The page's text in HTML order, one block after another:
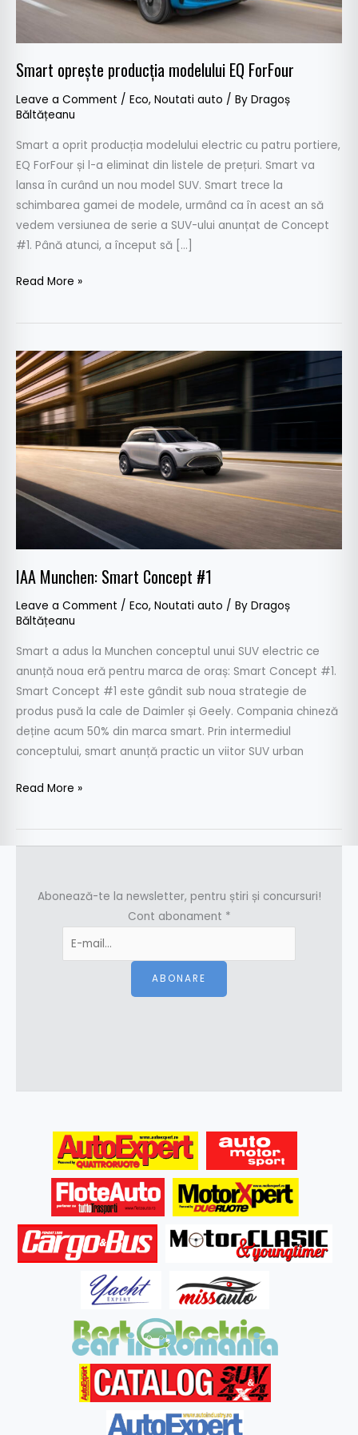
Smart oprește producția modelului EQ ForFour
Leave a Comment / Eco, Noutati auto / By Dragoș
Băltățeanu
Smart a oprit producția modelului electric cu patru portiere,
EQ ForFour și l-a eliminat din listele de prețuri. Smart va
lansa în curând un nou model SUV. Smart trece la
schimbarea gamei de modele, urmând ca în acest an să
vedem versiunea de serie a SUV-ului anunțat de Concept
#1. Până atunci, a început să […]
Read More »
IAA Munchen: Smart Concept #1
Leave a Comment / Eco, Noutati auto / By Dragoș
Băltățeanu
Smart a adus la Munchen conceptul unui SUV electric ce
anunță noua eră pentru marca de oraș: Smart Concept #1.
Smart Concept #1 este gândit sub noua strategie de
produs pusă la cale de Daimler și Geely. Compania chineză
deține acum 50% din marca smart. Prin intermediul
conceptului, smart anunță practic un viitor SUV urban
IAA
Munchen:
Smart
Concept
Read More »
Abonează-te la newsletter, pentru știri și concursuri!
Cont abonament *
ABONARE